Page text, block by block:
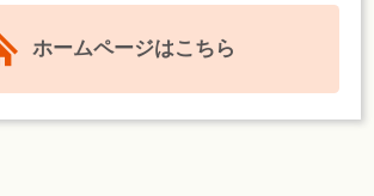
ホームページはこちら